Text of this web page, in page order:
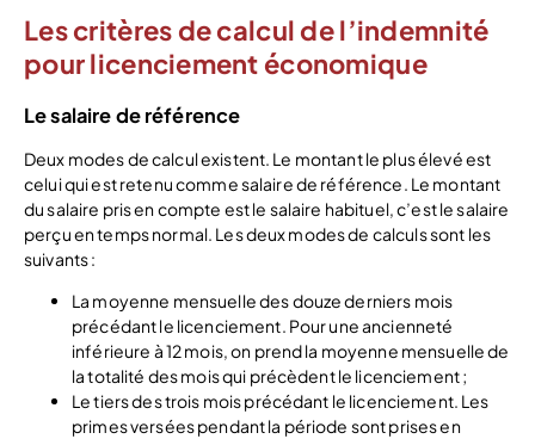
Les critères de calcul de l’indemnité
pour licenciement économique
Le salaire de référence
Deux modes de calcul existent. Le montant le plus élevé est
celui qui est retenu comme salaire de référence. Le montant
du salaire pris en compte est le salaire habituel, c’est le salaire
perçu en temps normal. Les deux modes de calculs sont les
suivants :
La moyenne mensuelle des douze derniers mois
précédant le licenciement. Pour une ancienneté
inférieure à 12 mois, on prend la moyenne mensuelle de
la totalité des mois qui précèdent le licenciement ;
Le tiers des trois mois précédant le licenciement. Les
primes versées pendant la période sont prises en